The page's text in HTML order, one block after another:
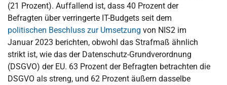
(21 Prozent). Auffallend ist, dass 40 Prozent der
Befragten über verringerte IT-Budgets seit dem
politischen Beschluss zur Umsetzung von NIS2 im
Januar 2023 berichten, obwohl das Strafmaß ähnlich
strikt ist, wie das der Datenschutz-Grundverordnung
(DSGVO) der EU. 63 Prozent der Befragten betrachten die
DSGVO als streng, und 62 Prozent äußern dasselbe